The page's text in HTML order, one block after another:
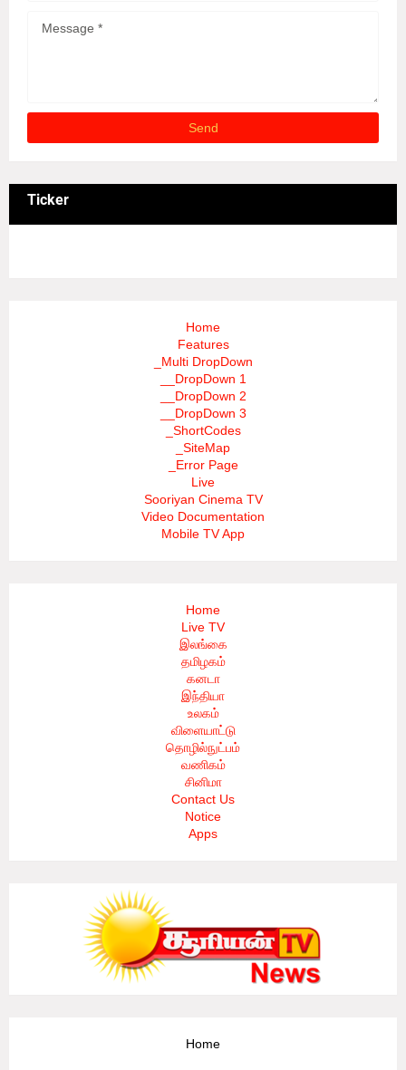
Ticker
Home
Features
_Multi DropDown
__DropDown 1
__DropDown 2
__DropDown 3
_ShortCodes
_SiteMap
_Error Page
Live
Sooriyan Cinema TV
Video Documentation
Mobile TV App
Home
Live TV
இலங்கை
தமிழகம்
கனடா
இந்தியா
உலகம்
விளையாட்டு
தொழில்நுட்பம்
வணிகம்
சினிமா
Contact Us
Notice
Apps
Home